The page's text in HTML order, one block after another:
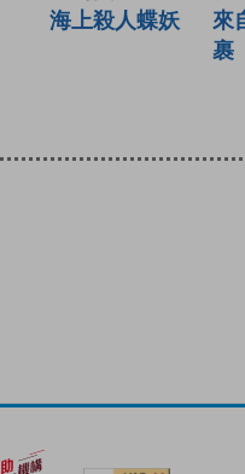
海上殺人蝶妖
來
裹